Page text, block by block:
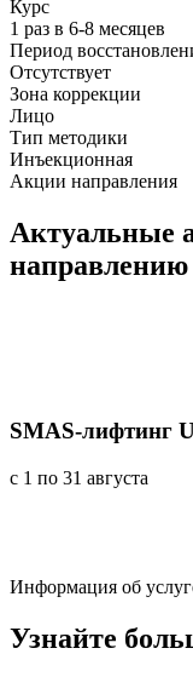
Курс
1 раз в 6-8 месяцев
Период
Отсутствует
Зона коррекции
Лицо
Тип методики
Инъекционная
Акции направления
Актуальные
направлению
SMAS-лифтинг
с 1 по 31 августа
Информация об
Узнайте